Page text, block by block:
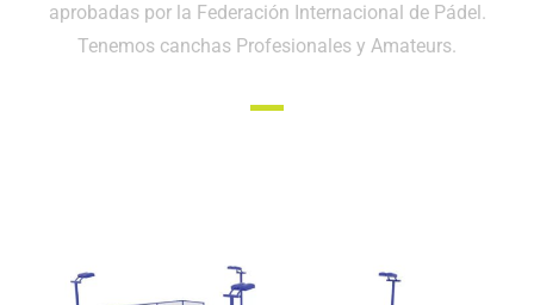
aprobadas por la Federación Internacional de Pádel.
Tenemos canchas Profesionales y Amateurs.